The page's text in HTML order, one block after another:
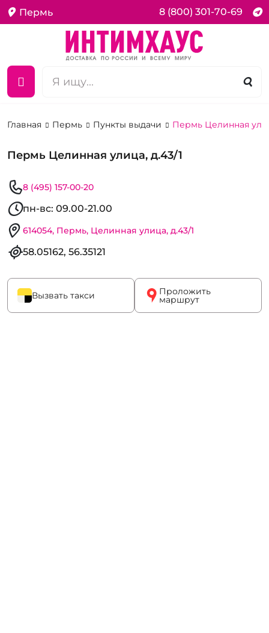
Пермь 8 (800) 301-70-69
Главная Пермь Пункты выдачи Пермь Целинная
Пермь Целинная улица, д.43/1
8 (495) 157-00-20
пн-вс: 09.00-21.00
614054, Пермь, Целинная улица, д.43/1
58.05162, 56.35121
Вызвать такси Проложить
маршрут